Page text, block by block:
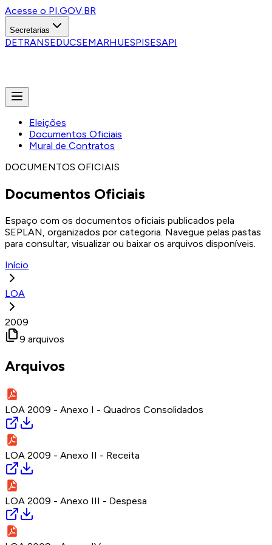
Acesse o PI.GOV.BR
Secretarias
DETRANSEDUCSEMARHUESPISESAPI
Eleições
Documentos Oficiais
Mural de Contratos
DOCUMENTOS OFICIAIS
Documentos Oficiais
Espaço com os documentos oficiais publicados pela
SEPLAN, organizados por categoria. Navegue pelas pastas
para consultar, visualizar ou baixar os arquivos disponíveis.
Início
LOA
2009
9 arquivos
Arquivos
LOA 2009 - Anexo I - Quadros Consolidados
LOA 2009 - Anexo II - Receita
LOA 2009 - Anexo III - Despesa